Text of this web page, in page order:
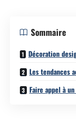
Sommaire
Décoration
Les tendances
Faire appel à